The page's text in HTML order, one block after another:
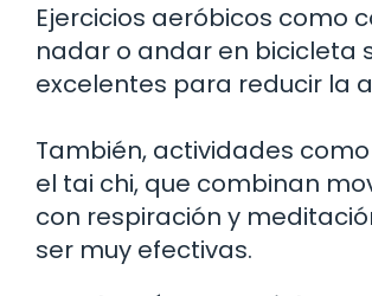
Ejercicios aeróbicos como
nadar o andar en bicicleta
excelentes para reducir la
También, actividades
el tai chi, que combinan
con respiración y
ser muy efectivas.